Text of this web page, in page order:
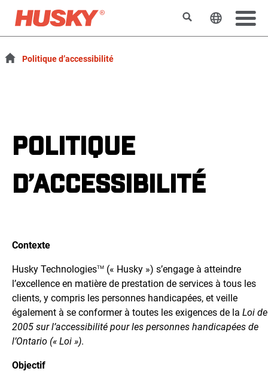
RechercherChanger
Politique d’accessibilité
POLITIQUE
D’ACCESSIBILITÉ
Contexte
Husky TechnologiesTM (« Husky ») s’engage à atteindre
l’excellence en matière de prestation de services à tous les
clients, y compris les personnes handicapées, et veille
également à se conformer à toutes les exigences de la Loi de
2005 sur l’accessibilité pour les personnes handicapées de
l’Ontario (« Loi »).
Objectif